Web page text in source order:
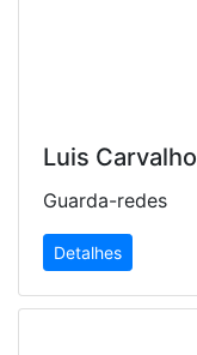
Luis Carvalho
Guarda-redes
Detalhes